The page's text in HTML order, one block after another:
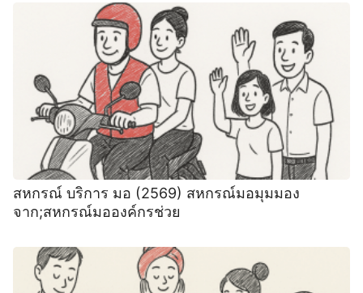
สหกรณ์ บริการ มอ (2569) สหกรณ์มอมุมมอง
จาก;สหกรณ์มอองค์กรช่วย